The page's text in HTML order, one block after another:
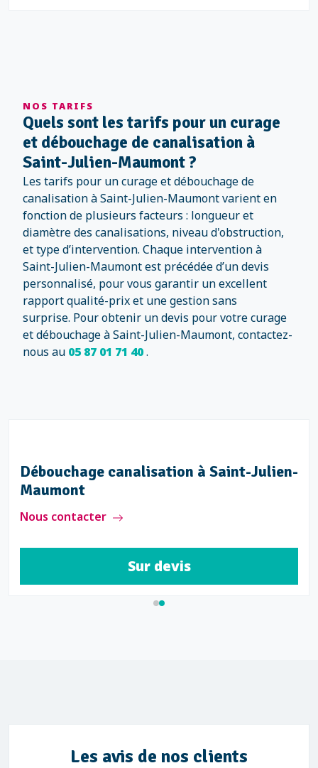
NOS TARIFS
Quels sont les tarifs pour un curage
et débouchage de canalisation à
Saint-Julien-Maumont ?
Les tarifs pour un curage et débouchage de
canalisation à Saint-Julien-Maumont varient en
fonction de plusieurs facteurs : longueur et
diamètre des canalisations, niveau d'obstruction,
et type d’intervention. Chaque intervention à
Saint-Julien-Maumont est précédée d’un devis
personnalisé, pour vous garantir un excellent
rapport qualité-prix et une gestion sans
surprise. Pour obtenir un devis pour votre curage
et débouchage à Saint-Julien-Maumont, contactez-
nous au 05 87 01 71 40.
Débouchage canalisation à Saint-Julien-
Maumont
Nous contacter
Sur devis
Les avis de nos clients